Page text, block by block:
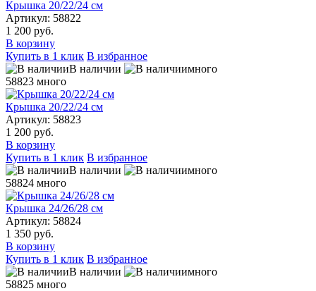
Крышка 20/22/24 см
Артикул: 58822
1 200 руб.
В корзину
Купить в 1 клик В избранное
В наличии
много
58823 много
Крышка 20/22/24 см
Артикул: 58823
1 200 руб.
В корзину
Купить в 1 клик В избранное
В наличии
много
58824 много
Крышка 24/26/28 см
Артикул: 58824
1 350 руб.
В корзину
Купить в 1 клик В избранное
В наличии
много
58825 много